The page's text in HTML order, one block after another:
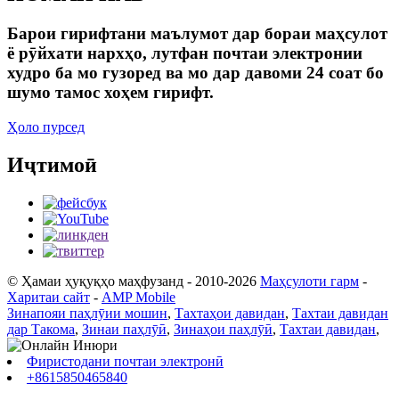
Барои гирифтани маълумот дар бораи маҳсулот
ё рӯйхати нархҳо, лутфан почтаи электронии
худро ба мо гузоред ва мо дар давоми 24 соат бо
шумо тамос хоҳем гирифт.
Ҳоло пурсед
Иҷтимоӣ
© Ҳамаи ҳуқуқҳо маҳфузанд - 2010-2026 Маҳсулоти гарм -
Харитаи сайт - AMP Mobile
Зинапояи паҳлӯии мошин, Тахтаҳои давидан, Тахтаи давидан
дар Такома, Зинаи паҳлӯӣ, Зинаҳои паҳлӯӣ, Тахтаи давидан,
Фиристодани почтаи электронӣ
+8615850465840